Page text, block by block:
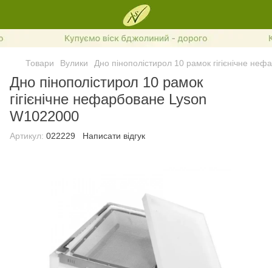
Товари Вулики Дно пінополістирол 10 рамок гігієнічне
Дно пінополістирол 10 рамок
гігієнічне нефарбоване Lyson
W1022000
Артикул: 022229 Написати відгук